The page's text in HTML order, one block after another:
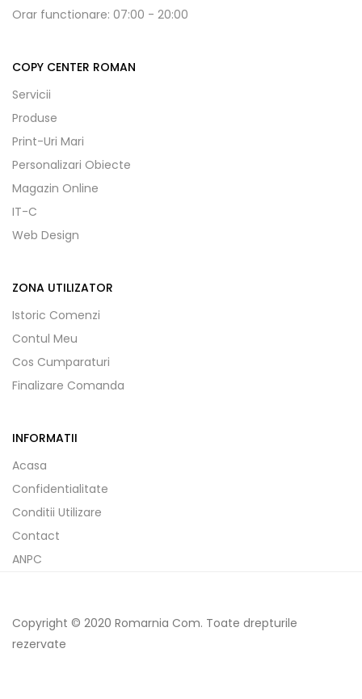
Orar functionare: 07:00 - 20:00
COPY CENTER ROMAN
Servicii
Produse
Print-Uri Mari
Personalizari Obiecte
Magazin Online
IT-C
Web Design
ZONA UTILIZATOR
Istoric Comenzi
Contul Meu
Cos Cumparaturi
Finalizare Comanda
INFORMATII
Acasa
Confidentialitate
Conditii Utilizare
Contact
ANPC
Copyright © 2020 Romarnia Com. Toate drepturile
rezervate